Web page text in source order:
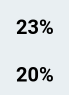
23%
20%